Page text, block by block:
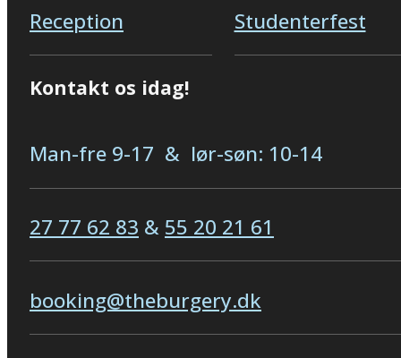
Reception Studenterfest
Kontakt os idag!
Man-fre 9-17 & lør-søn: 10-14
27 77 62 83 & 55 20 21 61
booking@theburgery.dk